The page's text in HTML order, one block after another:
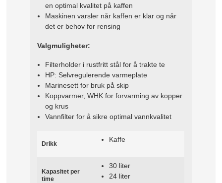
en optimal kvalitet på kaffen
Maskinen varsler når kaffen er klar og når
det er behov for rensing
Valgmuligheter:
Filterholder i rustfritt stål for å trakte te
HP: Selvregulerende varmeplate
Marinesett for bruk på skip
Koppvarmer, WHK for forvarming av kopper
og krus
Vannfilter for å sikre optimal vannkvalitet
Drikk
Kaffe
Kapasitet per
time
30 liter
24 liter